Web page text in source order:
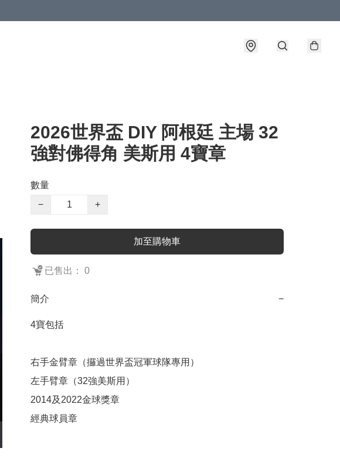
2026世界盃 DIY 阿根廷 主場 32
強對佛得角 美斯用 4寶章
數量
−
+
加至購物車
已售出： 0
簡介 −
4寶包括
右手金臂章（攞過世界盃冠軍球隊專用）
左手臂章（32強美斯用）
2014及2022金球獎章
經典球員章